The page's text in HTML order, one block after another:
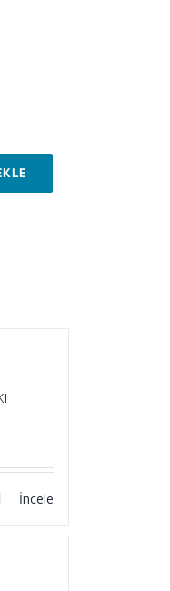
İncele